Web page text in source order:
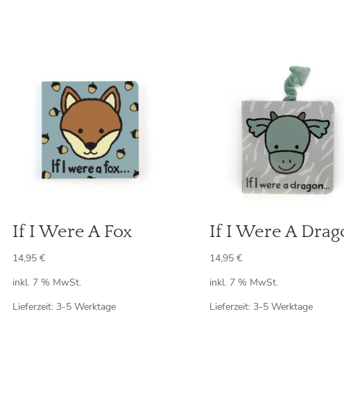
If I Were A Fox
14,95 €
inkl. 7 % MwSt.
Lieferzeit: 3-5 Werktage
If I Were A
14,95 €
inkl. 7 % MwSt.
Lieferzeit: 3-5 Werktage